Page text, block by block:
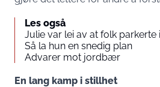
Les også
Julie var lei av at folk parkerte
Så la hun en snedig plan
Advarer mot jordbær
En lang kamp i stillhet